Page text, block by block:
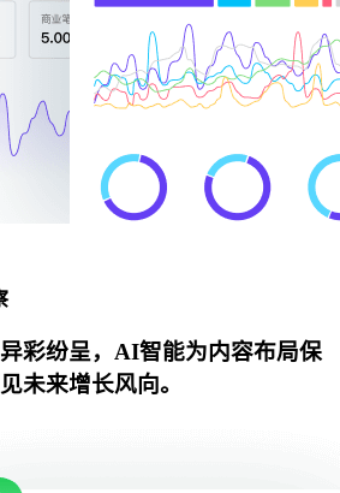
彩纷呈，AI智能为内容布局保
未来增长风向。